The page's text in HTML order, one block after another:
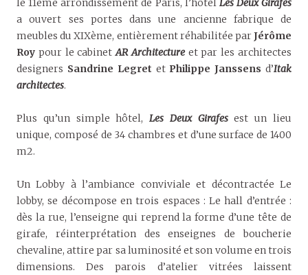
le 11ème arrondissement de Paris, l’hôtel Les Deux Girafes
a ouvert ses portes dans une ancienne fabrique de
meubles du XIXème, entièrement réhabilitée parJérôme
Roy pour le cabinetAR Architectureet par les architectes
designers Sandrine Legret et Philippe Janssens d’Itak
architectes.
Plus qu’un simple hôtel,Les Deux Girafes est un lieu
unique, composé de 34 chambres et d’une surface de 1400
m2.
Un Lobby à l’ambiance conviviale et décontractée Le
lobby, se décompose en trois espaces : Le hall d’entrée :
dès la rue, l’enseigne qui reprend la forme d’une tête de
girafe, réinterprétation des enseignes de boucherie
chevaline, attire par sa luminosité et son volume en trois
dimensions. Des parois d’atelier vitrées laissent